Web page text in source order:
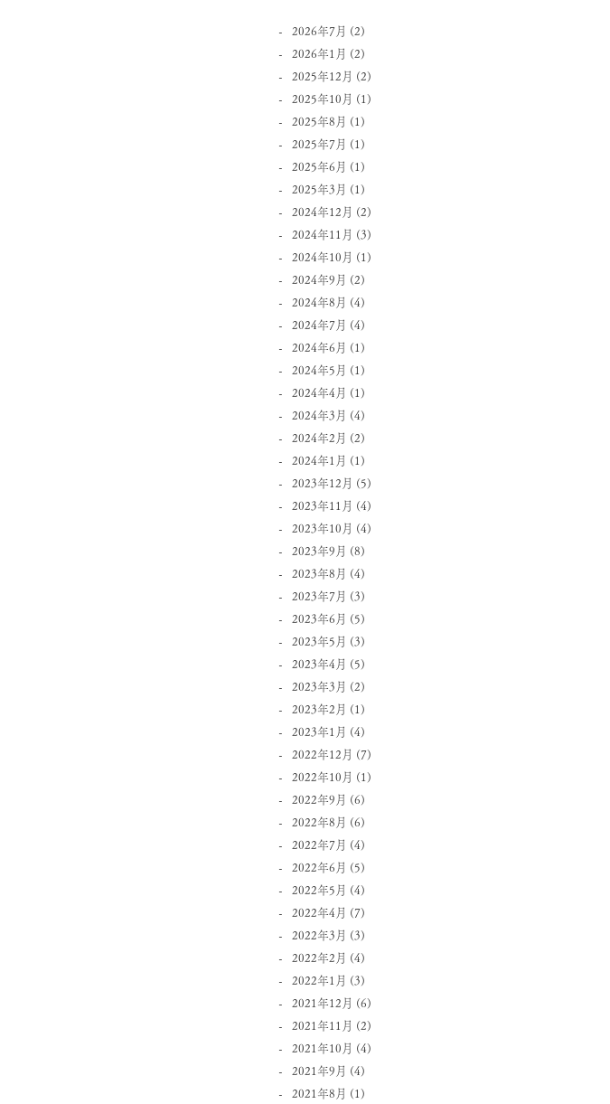
2026年7月 (2)
2026年1月 (2)
2025年12月 (2)
2025年10月 (1)
2025年8月 (1)
2025年7月 (1)
2025年6月 (1)
2025年3月 (1)
2024年12月 (2)
2024年11月 (3)
2024年10月 (1)
2024年9月 (2)
2024年8月 (4)
2024年7月 (4)
2024年6月 (1)
2024年5月 (1)
2024年4月 (1)
2024年3月 (4)
2024年2月 (2)
2024年1月 (1)
2023年12月 (5)
2023年11月 (4)
2023年10月 (4)
2023年9月 (8)
2023年8月 (4)
2023年7月 (3)
2023年6月 (5)
2023年5月 (3)
2023年4月 (5)
2023年3月 (2)
2023年2月 (1)
2023年1月 (4)
2022年12月 (7)
2022年10月 (1)
2022年9月 (6)
2022年8月 (6)
2022年7月 (4)
2022年6月 (5)
2022年5月 (4)
2022年4月 (7)
2022年3月 (3)
2022年2月 (4)
2022年1月 (3)
2021年12月 (6)
2021年11月 (2)
2021年10月 (4)
2021年9月 (4)
2021年8月 (1)